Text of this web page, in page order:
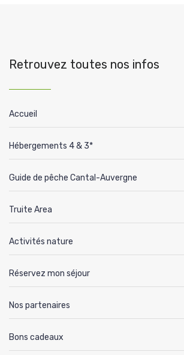
Retrouvez toutes nos infos
Accueil
Hébergements 4 & 3*
Guide de pêche Cantal-Auvergne
Truite Area
Activités nature
Réservez mon séjour
Nos partenaires
Bons cadeaux